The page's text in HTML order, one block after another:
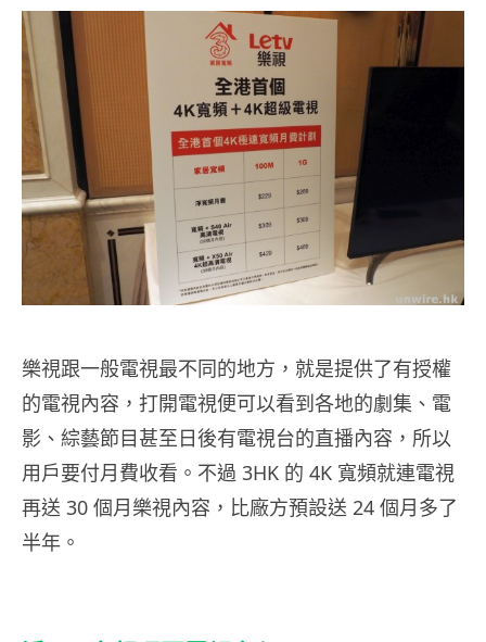
樂視跟一般電視最不同的地方，就是提供了有授權
的電視內容，打開電視便可以看到各地的劇集、電
影、綜藝節目甚至日後有電視台的直播內容，所以
用戶要付月費收看。不過 3HK 的 4K 寬頻就連電視
再送 30 個月樂視內容，比廠方預設送 24 個月多了
半年。